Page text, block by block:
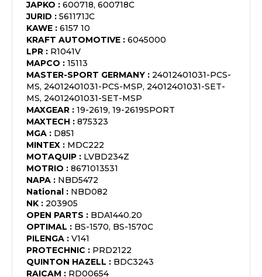
JAPKO : 600718, 600718C
JURID : 561171JC
KAWE : 6157 10
KRAFT AUTOMOTIVE : 6045000
LPR : R1041V
MAPCO : 15113
MASTER-SPORT GERMANY : 24012401031-PCS-
MS, 24012401031-PCS-MSP, 24012401031-SET-
MS, 24012401031-SET-MSP
MAXGEAR : 19-2619, 19-2619SPORT
MAXTECH : 875323
MGA : D851
MINTEX : MDC222
MOTAQUIP : LVBD234Z
MOTRIO : 8671013531
NAPA : NBD5472
National : NBD082
NK : 203905
OPEN PARTS : BDA1440.20
OPTIMAL : BS-1570, BS-1570C
PILENGA : V141
PROTECHNIC : PRD2122
QUINTON HAZELL : BDC3243
RAICAM : RD00654